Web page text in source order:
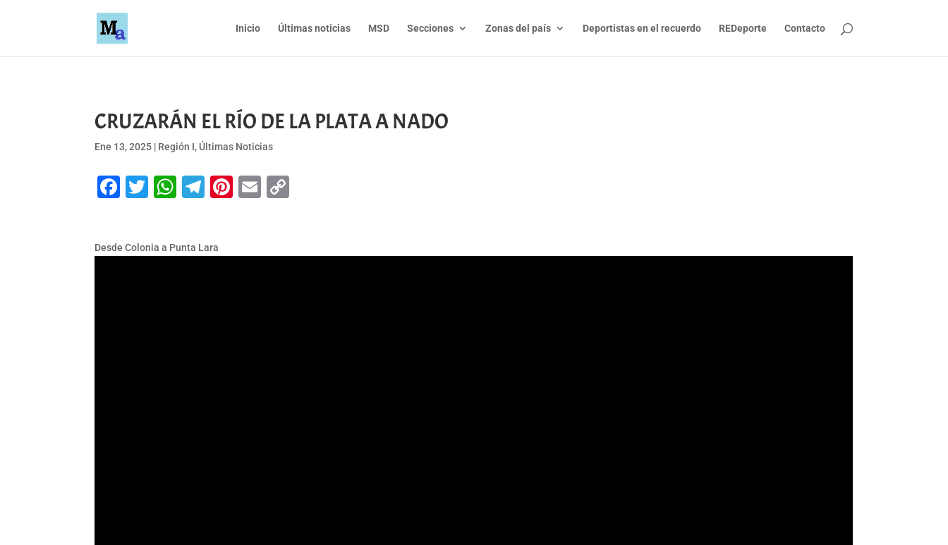
Inicio Últimas noticias MSD Secciones Zonas del país Deportistas en el recuerdo REDeporte Contacto
CRUZARÁN EL RÍO DE LA PLATA A NADO
Ene 13, 2025 | Región I, Últimas Noticias
Facebook
Twitter
WhatsApp
Telegram
Pinterest
Email
Desde Colonia a Punta Lara